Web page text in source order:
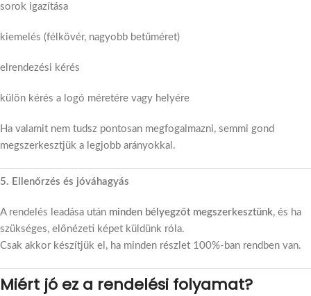
sorok igazítása
kiemelés (félkövér, nagyobb betűméret)
elrendezési kérés
külön kérés a logó méretére vagy helyére
Ha valamit nem tudsz pontosan megfogalmazni, semmi gond
megszerkesztjük a legjobb arányokkal.
5. Ellenőrzés és jóváhagyás
A rendelés leadása után minden bélyegzőt megszerkesztünk, és ha
szükséges, előnézeti képet küldünk róla.
Csak akkor készítjük el, ha minden részlet 100%-ban rendben van.
Miért jó ez a rendelési folyamat?